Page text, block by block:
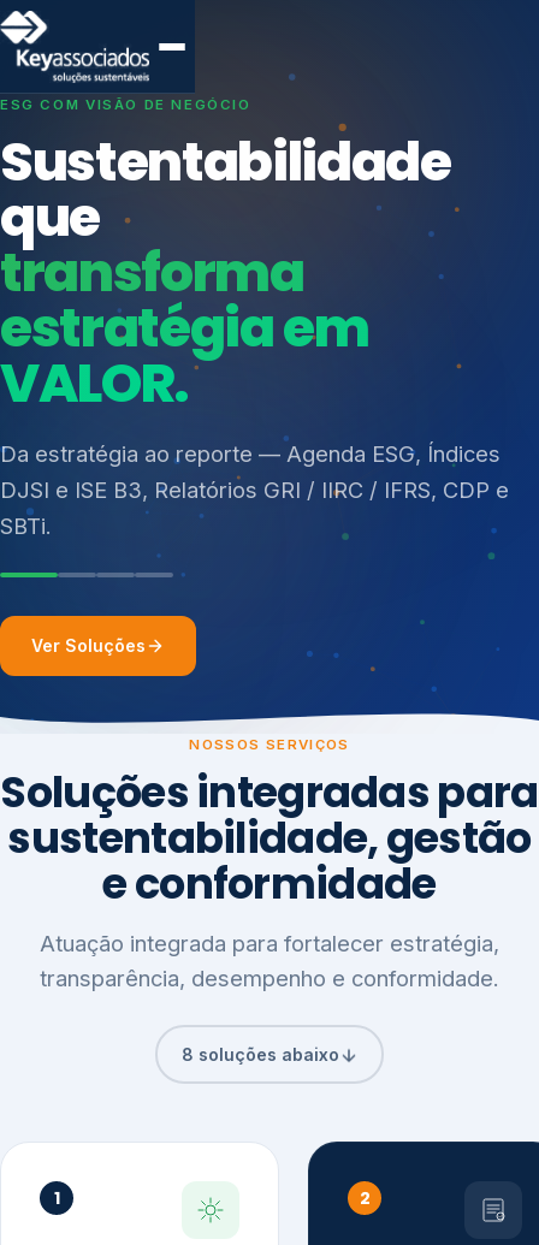
SISTEMAS DE GESTÃO OTIMIZADOS E INTEGRADOS
Conformidade que
protege seu
negócio.
Consultoria, auditoria e treinamentos em ISO 27001,
ISO 27701, ISO 42001, ISO 37001, ISO 9001, ISO
resíduos sólidos (PGRS/PMGRS).
Índices de Mercado
Mudanças Climáticas
Reputação e Cadeia
Reporte Regulatório
Ver Soluções
NOSSOS SERVIÇOS
Soluções integradas para
sustentabilidade, gestão
e conformidade
Atuação integrada para fortalecer estratégia,
transparência, desempenho e conformidade.
8 soluções abaixo
1 2